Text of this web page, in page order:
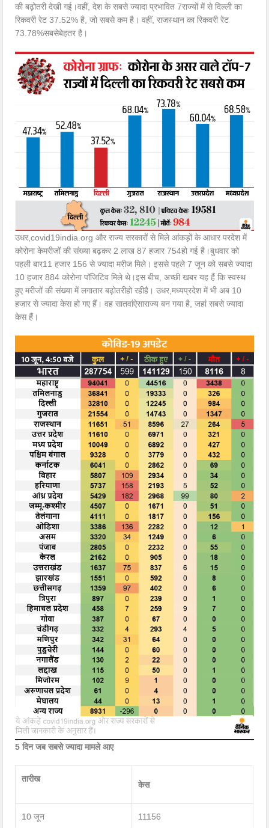
की बढ़ोतरी देखी गई।वहीं, देश के सबसे ज्यादा प्रभावित 7राज्यों में से दिल्ली का
रिकवरी रेट 37.52% है, जो सबसे कम है। वहीं, राजस्थान का रिकवरी रेट
73.78%सबसेबेहतर है।
उधर,covid19india.org और राज्य सरकारों से मिले आंकड़ों के आधार परदेश में
कोरोना केमरीजों की संख्या बढ़कर 2 लाख 87 हजार 754हो गई है।बुधवार को
पहली बार11 हजार 156 से ज्यादा मरीज मिले। इससे पहले 7 जून को सबसे ज्यादा
10 हजार 884 कोरोना पॉजिटिव मिले थे।इस बीच, अच्छी खबर यह हैं कि स्वस्थ
हुए मरीजों की संख्या में लगातार बढ़ोतरीहो रहीहै। उधर,मध्यप्रदेश में भी अब 10
हजार से ज्यादा केस हो गए हैं। वह सातवांऐसाराज्य बन गया है, जहां सबसे ज्यादा
केस हैं।
5 दिन जब सबसे ज्यादा मामले आए
तारीख
केस
10 जून 11156